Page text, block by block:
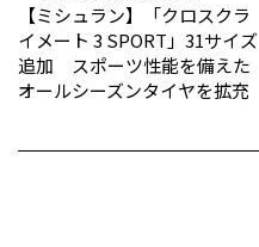
【ミシュラン】「クロスクラ
イメート 3 SPORT」31サイズ
追加 スポーツ性能を備えた
オールシーズンタイヤを拡充